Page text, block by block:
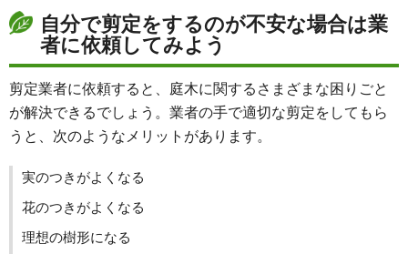
自分で剪定をするのが不安な場合は業
者に依頼してみよう
剪定業者に依頼すると、庭木に関するさまざまな困りごと
が解決できるでしょう。業者の手で適切な剪定をしてもら
うと、次のようなメリットがあります。
実のつきがよくなる
花のつきがよくなる
理想の樹形になる